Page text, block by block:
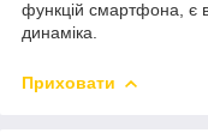
функцій смартфона, є
динаміка.
Приховати